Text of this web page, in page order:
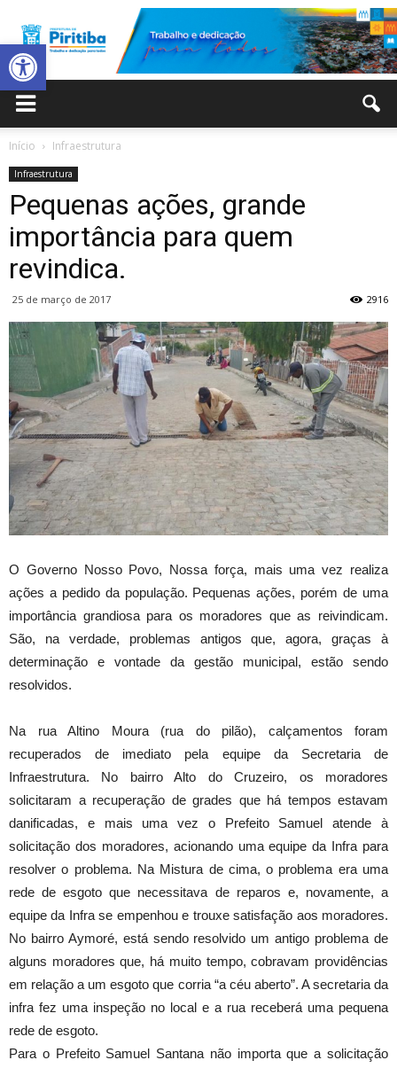
Abrir a barra de ferramentas
Piritiba
Início Infraestrutura
Infraestrutura
Pequenas ações, grande
importância para quem
revindica.
25 de março de 2017 2916
O Governo Nosso Povo, Nossa força, mais uma vez realiza
ações a pedido da população. Pequenas ações, porém de uma
importância grandiosa para os moradores que as reivindicam.
São, na verdade, problemas antigos que, agora, graças à
determinação e vontade da gestão municipal, estão sendo
resolvidos.
Na rua Altino Moura (rua do pilão), calçamentos foram
recuperados de imediato pela equipe da Secretaria de
Infraestrutura. No bairro Alto do Cruzeiro, os moradores
solicitaram a recuperação de grades que há tempos estavam
danificadas, e mais uma vez o Prefeito Samuel atende à
solicitação dos moradores, acionando uma equipe da Infra para
resolver o problema. Na Mistura de cima, o problema era uma
rede de esgoto que necessitava de reparos e, novamente, a
equipe da Infra se empenhou e trouxe satisfação aos moradores.
No bairro Aymoré, está sendo resolvido um antigo problema de
alguns moradores que, há muito tempo, cobravam providências
em relação a um esgoto que corria “a céu aberto”. A secretaria da
infra fez uma inspeção no local e a rua receberá uma pequena
rede de esgoto.
Para o Prefeito Samuel Santana não importa que a solicitação